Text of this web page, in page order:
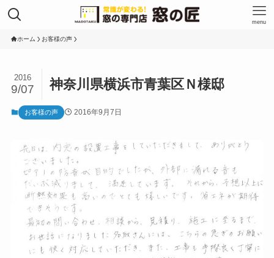
menu
ホーム お客様の声
神奈川県横浜市青葉区Ｎ様邸
2016
9/07
お客様の声 2016年9月7日